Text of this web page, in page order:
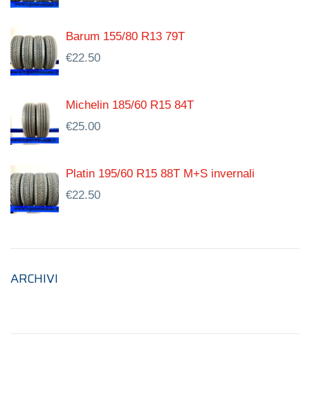
Barum 155/80 R13 79T
€22.50
Michelin 185/60 R15 84T
€25.00
Platin 195/60 R15 88T M+S invernali
€22.50
ARCHIVI